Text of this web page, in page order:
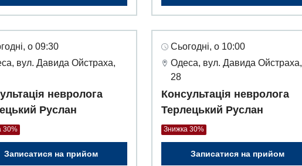
о 09:30
вул. Давида Ойстраха,
невролога
Руслан
30%
Записатися на прийом
Сьогодні, о 10:00
Одеса, вул. Давида Ойстраха,
28
Консультація невролога
Терлецький Руслан
Знижка 30%
Записатися на прийом